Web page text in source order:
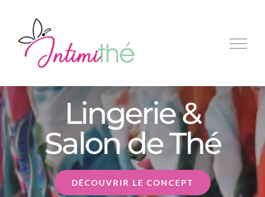
contenu
Lingerie &
Salon de Thé
DÉCOUVRIR LE CONCEPT